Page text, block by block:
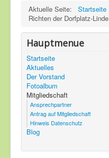
Aktuelle Seite: Startseite
Richten der Dorfplatz-Linde
Hauptmenue
Startseite
Aktuelles
Der Vorstand
Fotoalbum
Mitgliedschaft
Ansprechpartner
Antrag auf Mitgliedschaft
Hinweis Datenschutz
Blog